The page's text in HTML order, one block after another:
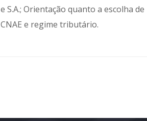
e S.A.; Orientação quanto a escolha de
CNAE e regime tributário.